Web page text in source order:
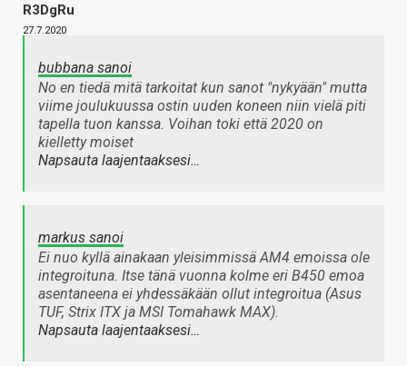
R3DgRu
27.7.2020
bubbana sanoi
No en tiedä mitä tarkoitat kun sanot "nykyään" mutta
viime joulukuussa ostin uuden koneen niin vielä piti
tapella tuon kanssa. Voihan toki että 2020 on
kielletty moiset
Napsauta laajentaaksesi…
markus sanoi
Ei nuo kyllä ainakaan yleisimmissä AM4 emoissa ole
integroituna. Itse tänä vuonna kolme eri B450 emoa
asentaneena ei yhdessäkään ollut integroitua (Asus
TUF, Strix ITX ja MSI Tomahawk MAX).
Napsauta laajentaaksesi…